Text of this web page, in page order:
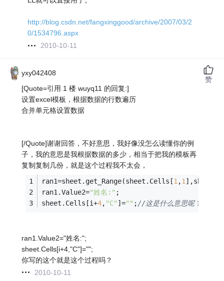
http://blog.csdn.net/fangxinggood/archive/2007/03/2
0/1534796.aspx
2010-10-11
yxy042408
[Quote=引用 1 楼 wuyq11 的回复:]
设置excel模板，根据数据的行数遍历
合并单元格设置数据
[/Quote]谢谢回答，不好意思，我好像没怎么读懂你的例
子，我的意思是我根据数据的多少，相当于把我的模板再
复制复制几份，就是这个过程我不太会，
ran1=sheet.get_Range(sheet.Cells[1,1
ran1.Value2="姓名:" ;
sheet.Cells[i+4, "C" ]="" ;//这是什么意思呢？
ran1.Value2="姓名:";
sheet.Cells[i+4,"C"]="";
你写的这个就是这个过程吗？
2010-10-11
赞